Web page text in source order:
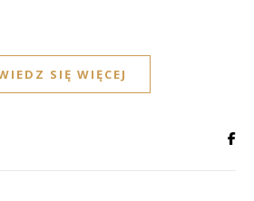
SIĘ WIĘCEJ